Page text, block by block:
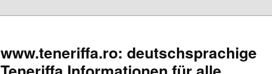
www.teneriffa.ro: deutschsprachige